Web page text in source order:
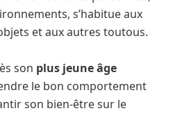
s’habitue aux
et aux autres toutous.
son plus jeune âge
le bon comportement
son bien-être sur le